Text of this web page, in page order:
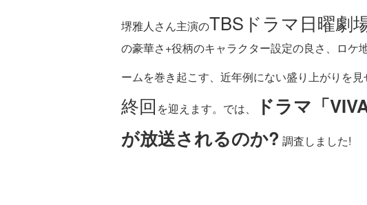
堺雅人さん主演のTBSドラマ日曜劇
の豪華さ+役柄のキャラクター設定の良さ、ロ
ームを巻き起こす、近年例にない盛り上がりを
終回 を迎えます。では、
ドラマ「
が放送されるのか? 調査しました!